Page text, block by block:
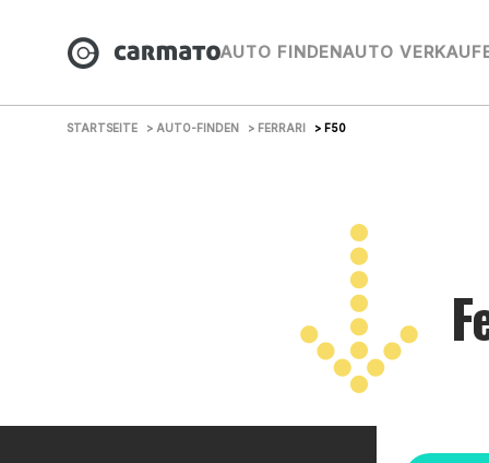
AUTO FINDENAUTO
STARTSEITE > AUTO-FINDEN > FERRARI > F50